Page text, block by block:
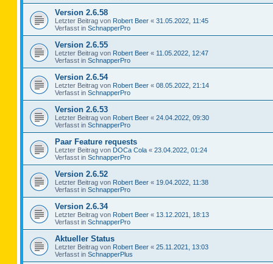
Version 2.6.58
Letzter Beitrag von Robert Beer « 31.05.2022, 11:45
Verfasst in SchnapperPro
Version 2.6.55
Letzter Beitrag von Robert Beer « 11.05.2022, 12:47
Verfasst in SchnapperPro
Version 2.6.54
Letzter Beitrag von Robert Beer « 08.05.2022, 21:14
Verfasst in SchnapperPro
Version 2.6.53
Letzter Beitrag von Robert Beer « 24.04.2022, 09:30
Verfasst in SchnapperPro
Paar Feature requests
Letzter Beitrag von DOCa Cola « 23.04.2022, 01:24
Verfasst in SchnapperPro
Version 2.6.52
Letzter Beitrag von Robert Beer « 19.04.2022, 11:38
Verfasst in SchnapperPro
Version 2.6.34
Letzter Beitrag von Robert Beer « 13.12.2021, 18:13
Verfasst in SchnapperPro
Aktueller Status
Letzter Beitrag von Robert Beer « 25.11.2021, 13:03
Verfasst in SchnapperPlus